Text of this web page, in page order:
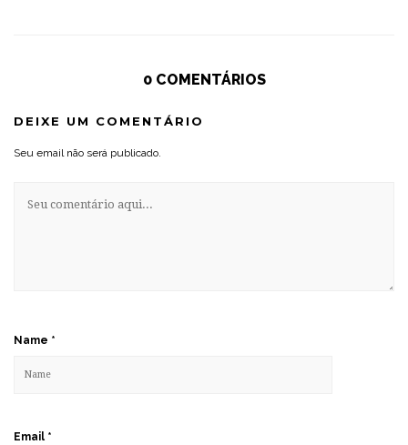
0 COMENTÁRIOS
DEIXE UM COMENTÁRIO
Seu email não será publicado.
Name *
Email *